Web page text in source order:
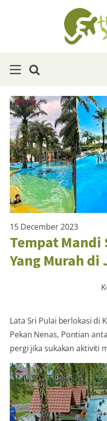
15 December 2023
Tempat Mandi
Yang Murah di
Lata Sri Pulai berlokasi di
Pekan Nenas, Pontian
pergi jika sukakan aktiviti